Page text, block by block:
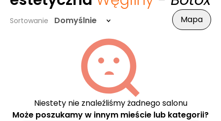
Sortowanie Domyślnie Mapa
Niestety nie znaleźliśmy żadnego salonu
Może poszukamy w innym mieście lub kategorii?